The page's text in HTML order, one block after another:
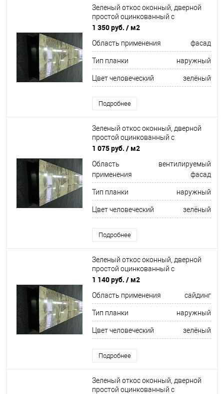
Зеленый откос оконный, дверной
простой оцинкованный c
порошковым покрытием 0,4мм
1 350 руб. / м2
Область применения фасад
Тип планки наружный
Цвет человеческий зелёный
Подробнее
Зеленый откос оконный, дверной
простой оцинкованный c
порошковым покрытием 0,4мм RAL
1 075 руб. / м2
Область
применения
вентилируемый
фасад
Тип планки наружный
Цвет человеческий зелёный
Подробнее
Зеленый откос оконный, дверной
простой оцинкованный c
порошковым покрытием 0,5мм RAL
1 140 руб. / м2
Область применения сайдинг
Тип планки наружный
Цвет человеческий зелёный
Подробнее
Зеленый откос оконный, дверной
простой оцинкованный c